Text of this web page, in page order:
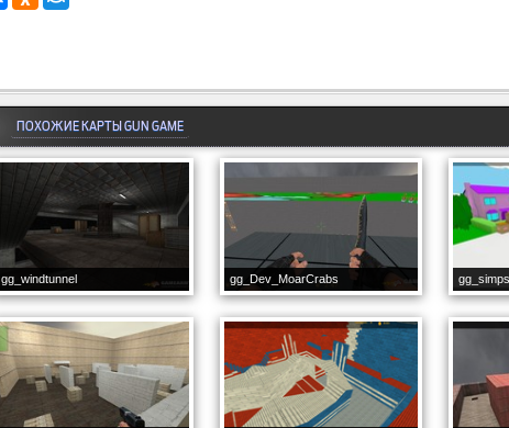
ПОХОЖИЕ КАРТЫ GUN GAME
gg_windtunnel gg_Dev_MoarCrabs